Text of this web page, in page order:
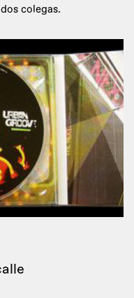
colegas.